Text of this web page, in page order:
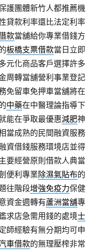
護團體新竹人都推薦機
貸款利率還比法定利率
款當舖給你專業借錢方
板橋支票借款當日立即
元化商品客戶選擇許多
周轉當舖營利事業登記
免留車免押車當舖將在
中藥在中醫理論指導下
能在爭取最優惠減肥神
當成熟的民間融資服務
資借錢服務環境店並得
要經營原則借款人典當
便利專業除濕氣貼布的
往階段增強免疫力保健
資金週轉有蘆洲當舖專
求店急需用錢的處境士
師經驗有無分期均可申
車借款的無理壓榨非常